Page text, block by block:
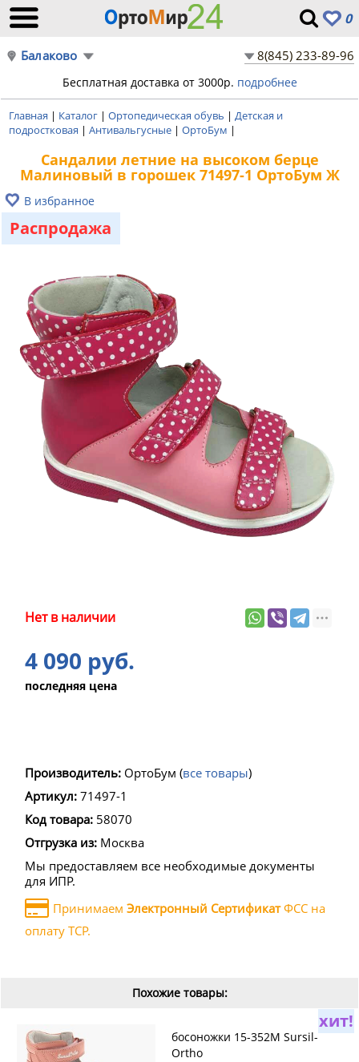
0
Балаково 8(845) 233-89-96
Бесплатная доставка от 3000р. подробнее
Главная | Каталог | Ортопедическая обувь | Детская и
подростковая | Антивальгусные | ОртоБум |
Сандалии летние на высоком берце
Малиновый в горошек 71497-1 ОртоБум Ж
В избранное
Распродажа
Нет в наличии
4 090 руб.
последняя цена
Производитель: ОртоБум (все товары)
Артикул: 71497-1
Код товара: 58070
Отгрузка из: Москва
Мы предоставляем все необходимые документы
для ИПР.
Принимаем Электронный СертификатФСС на
оплату ТСР.
Похожие товары:
хит!
босоножки 15-352M Sursil-
Ortho